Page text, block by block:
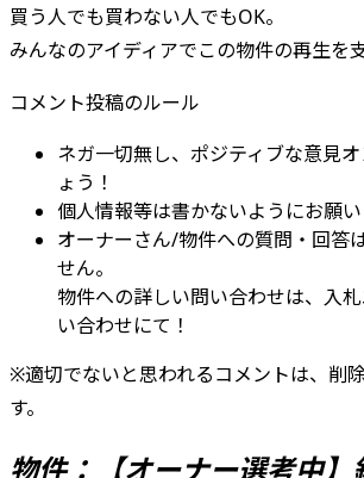
買う人でも買わない人でもOK。
みんなのアイディアでこの物件の再生を
コメント投稿のルール
ネガ一切無し、ポジティブな意見
ょう！
個人情報等は書かないようにお願い
オーナーさん/物件への質問・回答
せん。
物件への詳しい問い合わせは、入
い合わせにて！
※適切でないと思われるコメントは、削
す。
物件：【オーナー選考中】